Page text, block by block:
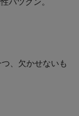
、欠かせないも